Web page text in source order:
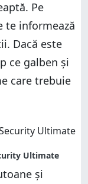
Pe
te informează
Dacă este
ce galben și
care trebuie
și